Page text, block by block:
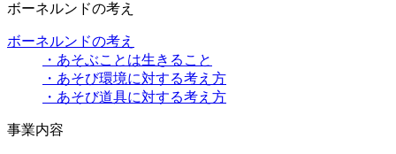
ボーネルンドの考え
ボーネルンドの考え
・あそぶことは生きること
・あそび環境に対する考え方
・あそび道具に対する考え方
事業内容